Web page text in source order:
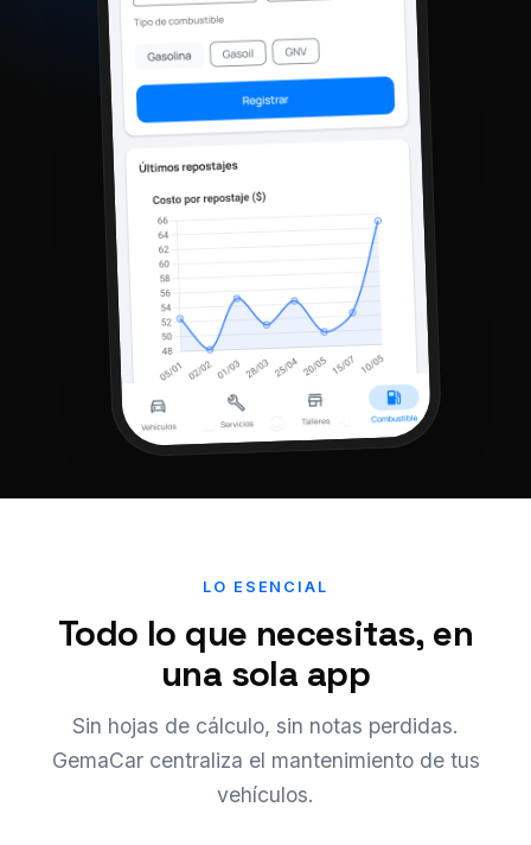
LO ESENCIAL
Todo lo que necesitas, en
una sola app
Sin hojas de cálculo, sin notas perdidas.
GemaCar centraliza el mantenimiento de tus
vehículos.